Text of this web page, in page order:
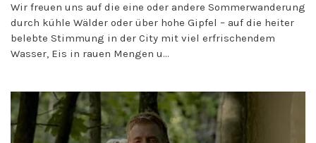
Wir freuen uns auf die eine oder andere Sommerwanderung
durch kühle Wälder oder über hohe Gipfel – auf die heiter
belebte Stimmung in der City mit viel erfrischendem
Wasser, Eis in rauen Mengen u...